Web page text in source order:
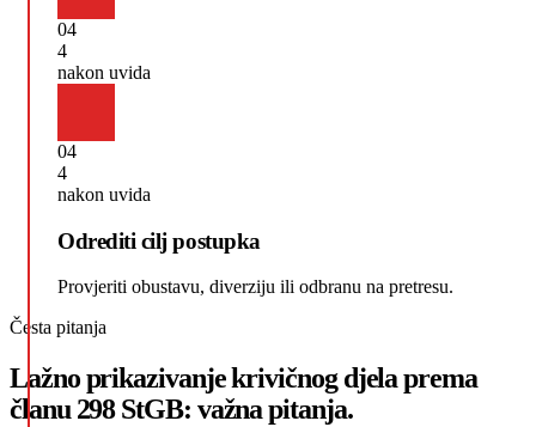
04
4
nakon uvida
04
4
nakon uvida
Odrediti cilj postupka
Provjeriti obustavu, diverziju ili odbranu na pretresu.
Česta pitanja
Lažno prikazivanje krivičnog djela prema
članu 298 StGB: važna pitanja.